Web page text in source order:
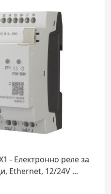
197216 EASY-E4-AC-12RCX1
управление с светодиоди,